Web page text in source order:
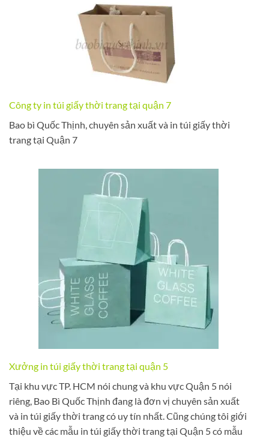
Công ty in túi giấy thời trang tại quận 7
Bao bì Quốc Thịnh, chuyên sản xuất và in túi giấy thời
trang tại Quận 7
Xưởng in túi giấy thời trang tại quận 5
Tại khu vực TP. HCM nói chung và khu vực Quận 5 nói
riêng, Bao Bì Quốc Thịnh đang là đơn vị chuyên sản xuất
và in túi giấy thời trang có uy tín nhất. Cũng chúng tôi giới
thiệu về các mẫu in túi giấy thời trang tại Quận 5 có mẫu